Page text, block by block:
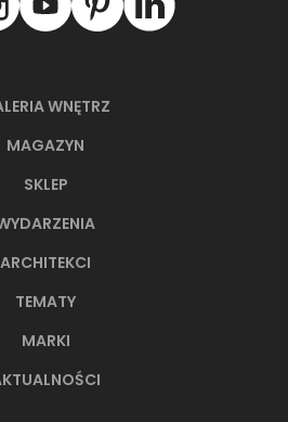
WNĘTRZ
MAGAZYN
SKLEP
ARCHITEKCI
TEMATY
MARKI